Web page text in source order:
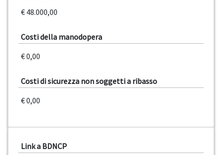
€ 48.000,00
Costi della manodopera
€ 0,00
Costi di sicurezza non soggetti a ribasso
€ 0,00
Link a BDNCP